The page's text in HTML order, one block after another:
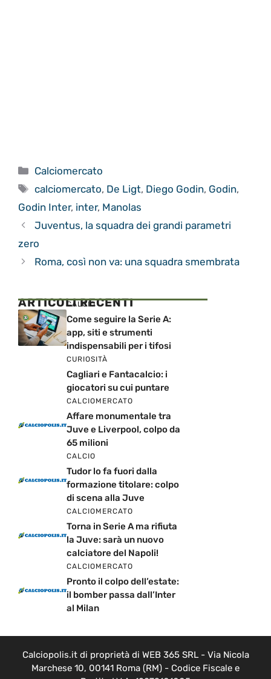
Categorie
Calciomercato
Tag
calciomercato, De Ligt, Diego Godin, Godin,
Godin Inter, inter, Manolas
Juventus, la squadra dei grandi parametri
zero
Roma, così non va: una squadra smembrata
ARTICOLI RECENTI
CALCIO
Come seguire la Serie A:
app, siti e strumenti
indispensabili per i tifosi
CURIOSITÀ
Cagliari e Fantacalcio: i
giocatori su cui puntare
CALCIOMERCATO
Affare monumentale tra
Juve e Liverpool, colpo da
65 milioni
CALCIO
Tudor lo fa fuori dalla
formazione titolare: colpo
di scena alla Juve
CALCIOMERCATO
Torna in Serie A ma rifiuta
la Juve: sarà un nuovo
calciatore del Napoli!
CALCIOMERCATO
Pronto il colpo dell’estate:
il bomber passa dall’Inter
al Milan
Calciopolis.it di proprietà di WEB 365 SRL - Via Nicola
Marchese 10, 00141 Roma (RM) - Codice Fiscale e